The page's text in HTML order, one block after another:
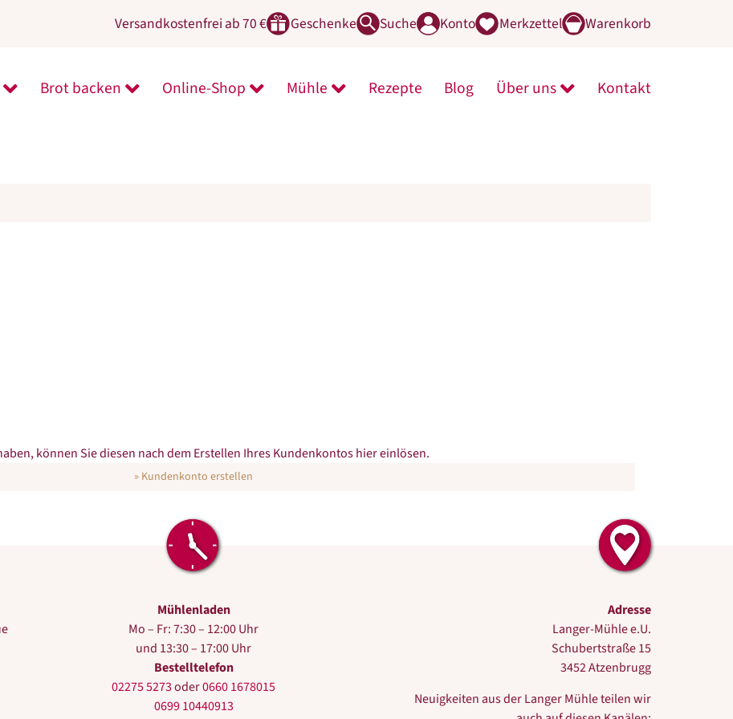
Versandkostenfrei ab 70 € Geschenke Suche Konto Merkzettel Warenkorb
Untermenü von Zeit für Neues öffnen
Brot backen Untermenü von Brot backen öffnen
Online-Shop Untermenü von Online-Shop öffnen
Mühle Untermenü von Mühle öffnen
Rezepte Blog Über unsUntermenü von Über
Kontakt
können Sie diesen nach dem Erstellen Ihres Kundenkontos hier einlösen.
» Kundenkonto erstellen
Mühlenladen
Mo – Fr: 7:30 – 12:00 Uhr
und 13:30 – 17:00 Uhr
Bestelltelefon
02275 5273oder0660 1678015
0699 10440913
Adresse
Langer-Mühle e.U.
Schubertstraße 15
3452 Atzenbrugg
Neuigkeiten aus der Langer Mühle teilen wir